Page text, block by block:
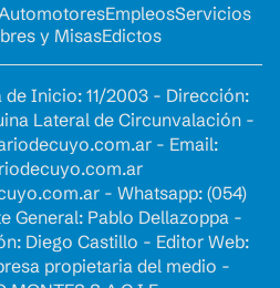
EmpleosServicios
y MisasEdictos
de Inicio: 11/2003 - Dirección:
Lateral de Circunvalación -
- Email:
- Whatsapp: (054)
General: Pablo Dellazoppa -
Diego Castillo - Editor Web:
propietaria del medio -